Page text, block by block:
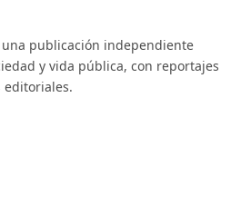
publicación independiente
y vida pública, con reportajes
editoriales.